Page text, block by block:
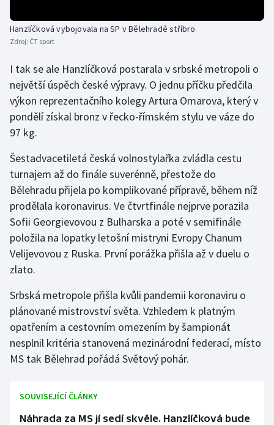
Jezdectví
Krasobruslení
Lezení
Lyže a snowboard
Moderní pětiboj
Motorsport
Olympijské hry
Parasport
Plážový volejbal
Ragby
Hanzlíčková vybojovala na SP v Bělehradě stříbro
Zdroj: ČT sport
I tak se ale Hanzlíčková postarala v srbské metropoli o
největší úspěch české výpravy. O jednu příčku předčila
výkon reprezentačního kolegy Artura Omarova, který v
pondělí získal bronz v řecko-římském stylu ve váze do
97 kg.
Šestadvacetiletá česká volnostylařka zvládla cestu
turnajem až do finále suverénně, přestože do
Bělehradu přijela po komplikované přípravě, během níž
prodělala koronavirus. Ve čtvrtfinále nejprve porazila
Sofii Georgievovou z Bulharska a poté v semifinále
položila na lopatky letošní mistryni Evropy Chanum
Velijevovou z Ruska. První porážka přišla až v duelu o
zlato.
Srbská metropole přišla kvůli pandemii koronaviru o
plánované mistrovství světa. Vzhledem k platným
opatřením a cestovním omezením by šampionát
nesplnil kritéria stanovená mezinárodní federací, místo
MS tak Bělehrad pořádá Světový pohár.
SOUVISEJÍCÍ ČLÁNKY
Náhrada za MS jí sedí skvěle. Hanzlíčková bude